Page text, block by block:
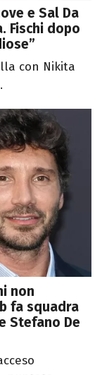
e Sal Da
Fischi dopo
con Nikita
non
fa squadra
Stefano De